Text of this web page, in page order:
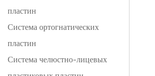
пластин
Система ортогнатических
пластин
Система челюстно-лицевых